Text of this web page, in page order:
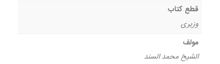
قطع کتاب
وزیری
مولف
الشیخ محمد السند